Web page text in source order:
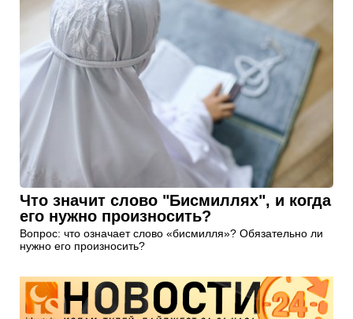
Что значит слово "Бисмиллях", и когда
его нужно произносить?
Вопрос: что означает слово «бисмилля»? Обязательно ли
нужно его произносить?